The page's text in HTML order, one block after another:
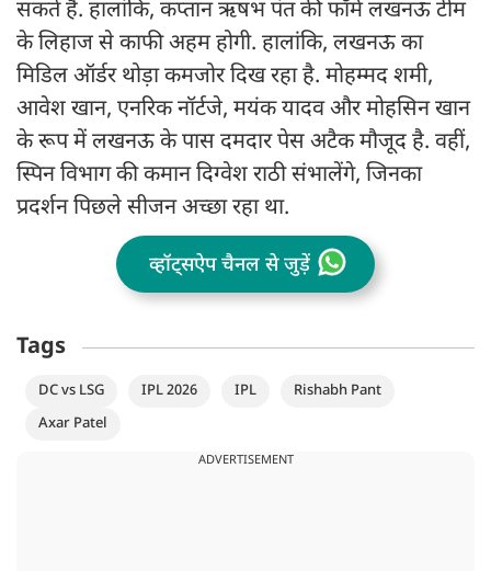
सकते हैं. हालांकि, कप्तान ऋषभ पंत की फॉर्म लखनऊ टीम
के लिहाज से काफी अहम होगी. हालांकि, लखनऊ का
मिडिल ऑर्डर थोड़ा कमजोर दिख रहा है. मोहम्मद शमी,
आवेश खान, एनरिक नॉर्टजे, मयंक यादव और मोहसिन खान
के रूप में लखनऊ के पास दमदार पेस अटैक मौजूद है. वहीं,
स्पिन विभाग की कमान दिग्वेश राठी संभालेंगे, जिनका
प्रदर्शन पिछले सीजन अच्छा रहा था.
व्हॉट्सऐप चैनल से जुड़ें
Tags
DC vs LSG IPL 2026 IPL
Rishabh Pant
Axar Patel
ADVERTISEMENT